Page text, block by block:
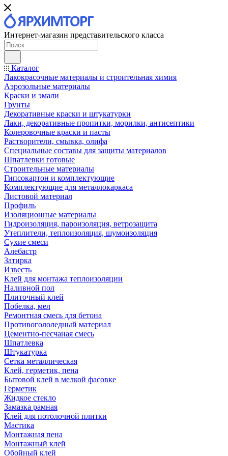
Интернет-магазин представительского класса
Каталог
Лакокрасочные материалы и строительная химия
Аэрозольные материалы
Краски и эмали
Грунты
Декоративные краски и штукатурки
Лаки, декоративные пропитки, морилки, антисептики
Колеровочные краски и пасты
Растворители, смывка, олифа
Специальные составы для защиты материалов
Шпатлевки готовые
Строительные материалы
Гипсокартон и комплектующие
Комплектующие для металлокаркаса
Листовой материал
Профиль
Изоляционные материалы
Гидроизоляция, пароизоляция, ветрозащита
Утеплители, теплоизоляция, шумоизоляция
Сухие смеси
Алебастр
Затирка
Известь
Клей для монтажа теплоизоляции
Наливной пол
Плиточный клей
Побелка, мел
Ремонтная смесь для бетона
Противогололедный материал
Цементно-песчаная смесь
Шпатлевка
Штукатурка
Сетка металлическая
Клей, герметик, пена
Бытовой клей в мелкой фасовке
Герметик
Жидкое стекло
Замазка рамная
Клей для потолочной плитки
Мастика
Монтажная пена
Монтажный клей
Обойный клей